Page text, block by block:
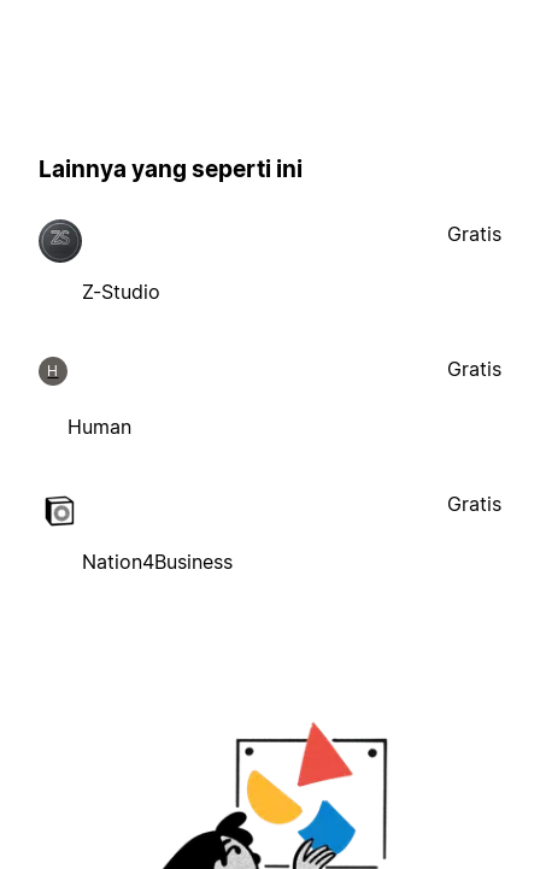
Lainnya yang seperti ini
Z-Studio
Gratis
H
Human
Gratis
Nation4Business
Gratis